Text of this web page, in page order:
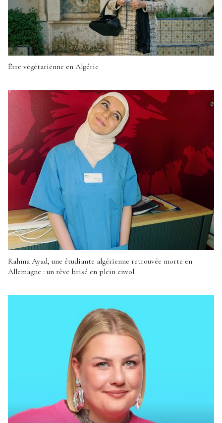
Être végétarienne en Algérie
Rahma Ayad, une étudiante algérienne retrouvée morte en
Allemagne : un rêve brisé en plein envol